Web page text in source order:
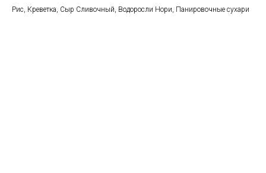
Рис, Креветка, Сыр Сливочный, Водоросли Нори, Панировочные сухари